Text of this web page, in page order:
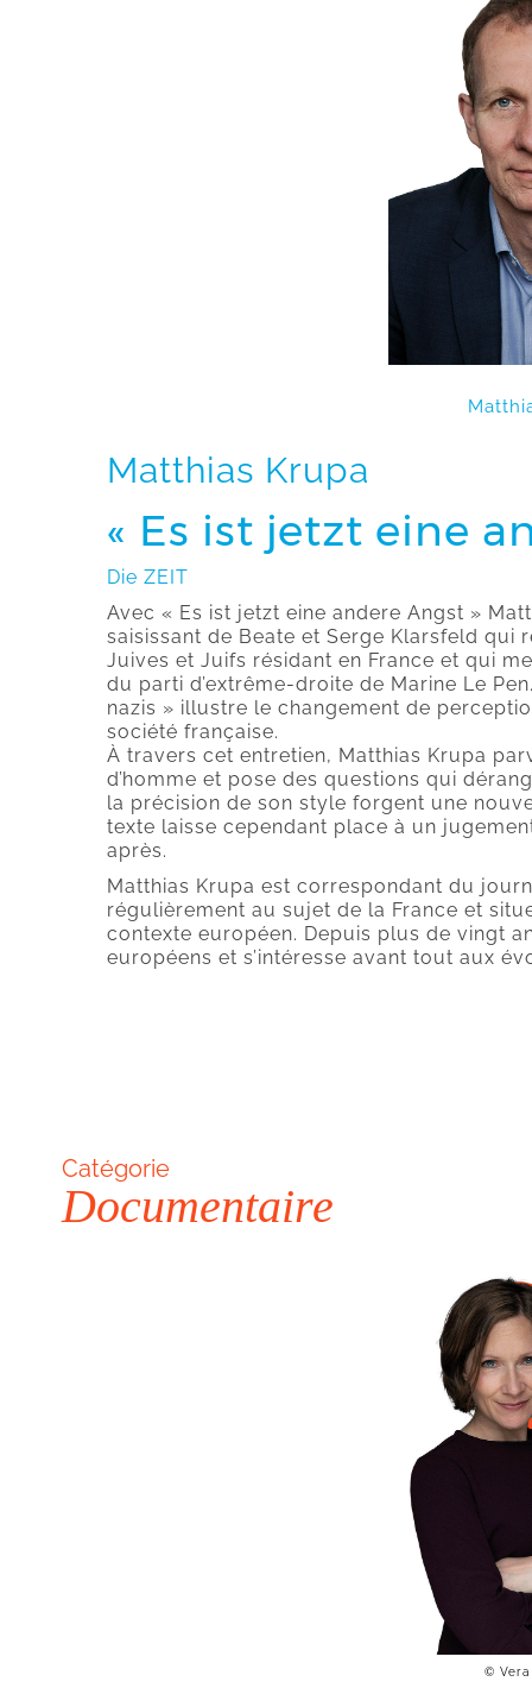
Matthias Krupa
« Es ist jetzt eine
Die ZEIT
Avec « Es ist jetzt eine andere Angst »
saisissant de Beate et Serge Klarsfeld qui
Juives et Juifs résidant en France et qui
du parti d’extrême-droite de Marine Le
nazis » illustre le changement de
société française.
À travers cet entretien, Matthias Krupa
d’homme et pose des questions qui
la précision de son style forgent une
texte laisse cependant place à un
après.
Matthias Krupa est correspondant du
régulièrement au sujet de la France et
contexte européen. Depuis plus de vingt
européens et s’intéresse avant tout aux
Catégorie
Documentaire
© Vera